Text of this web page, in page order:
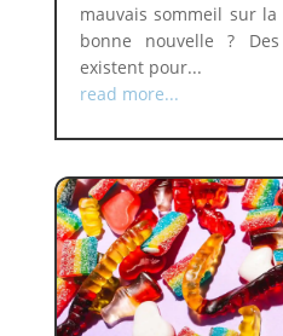
mauvais sommeil sur
bonne nouvelle ?
existent pour...
read more...